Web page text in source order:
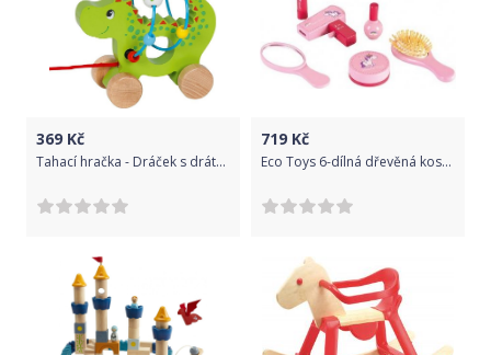
369 Kč
Tahací hračka - Dráček s drátěným labyrintem (Goki)
719 Kč
Eco Toys 6-dílná dřevěná kosmetická sada s taškou